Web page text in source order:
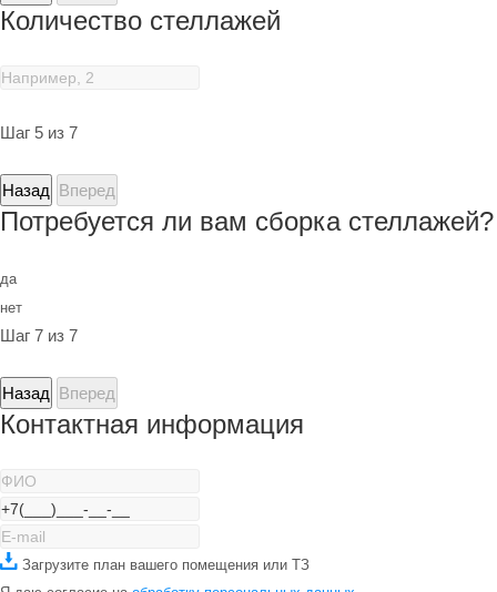
Количество стеллажей
Шаг 5 из 7
Назад Вперед
Потребуется ли вам сборка стеллажей?
да
нет
Шаг 7 из 7
Назад Вперед
Контактная информация
Загрузите план вашего помещения или ТЗ